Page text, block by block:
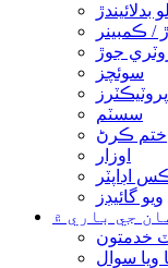
بدلائيندڙ
/ ڪمبينر
جوڙ
سوئچز
سسٽم
ختم ڪرڻ
اوزار
اڊاپٽر
ويو گائيڊز
جي باري ۾
خدمتون
ويا سوال